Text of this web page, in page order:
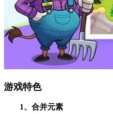
游戏特色
1、合并元素